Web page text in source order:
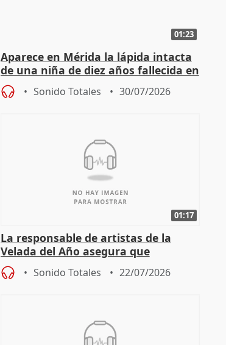
01:23
Aparece en Mérida la lápida intacta
de una niña de diez años fallecida en
el año 519 d.C.
Sonido Totales 30/07/2026
01:17
La responsable de artistas de la
Velada del Año asegura que
"Andalucía está muy presente" en la
cita
Sonido Totales 22/07/2026